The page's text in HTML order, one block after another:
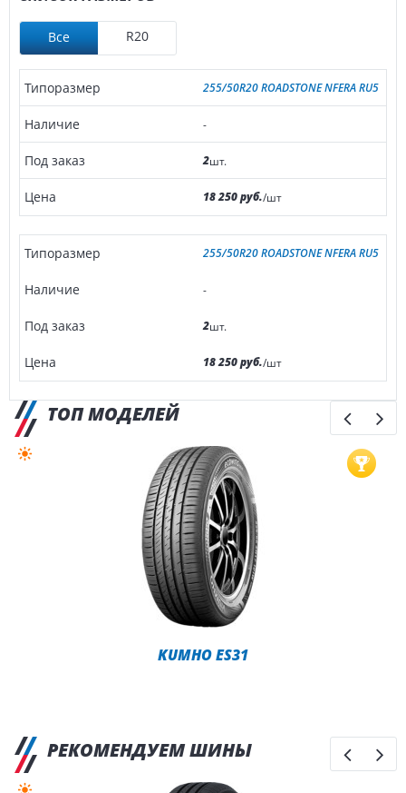
Все R20
255/50R20 ROADSTONE NFERA RU5
-
2шт.
18 250 руб./шт
255/50R20 ROADSTONE NFERA RU5
-
2шт.
18 250 руб./шт
ТОП МОДЕЛЕЙ
KUMHO ES31
РЕКОМЕНДУЕМ ШИНЫ